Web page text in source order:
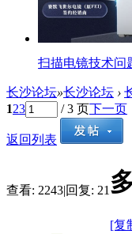
扫描电镜技术问
长沙论坛»长沙论坛 ›
123 / 3 页下一页
返回列表
查看: 2243|回复: 21
[复